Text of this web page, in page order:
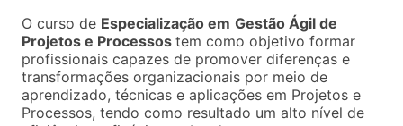
O curso de Especialização em Gestão Ágil de
Projetos e Processos tem como objetivo formar
profissionais capazes de promover diferenças e
transformações organizacionais por meio de
aprendizado, técnicas e aplicações em Projetos e
Processos, tendo como resultado um alto nível de